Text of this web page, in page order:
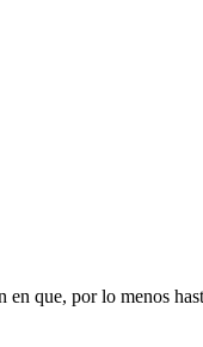
que, por lo menos